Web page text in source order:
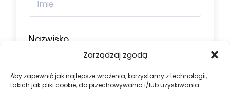
Zarządzaj zgodą
Aby zapewnić jak najlepsze wrażenia, korzystamy z technologii,
takich jak pliki cookie, do przechowywania i/lub uzyskiwania
Nazwisko